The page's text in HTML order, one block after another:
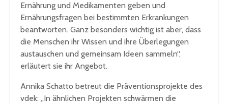
Ernährung und Medikamenten geben und
Ernährungsfragen bei bestimmten Erkrankungen
beantworten. Ganz besonders wichtig ist aber, dass
die Menschen ihr Wissen und ihre Überlegungen
austauschen und gemeinsam Ideen sammeln“,
erläutert sie ihr Angebot.
Annika Schatto betreut die Präventionsprojekte des
vdek: „In ähnlichen Projekten schwärmen die